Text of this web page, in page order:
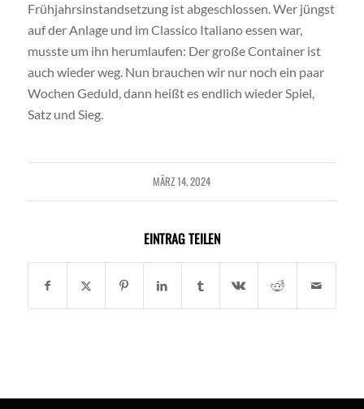
Frühjahrsinstandsetzung ist abgeschlossen. Wer jüngst
auf der Anlage und im Classico Italiano essen war,
musste um ihn herumlaufen: Der große Container ist
auch wieder weg. Nun brauchen wir nur noch ein paar
Wochen Geduld, dann heißt es endlich wieder Spiel,
Satz und Sieg.
MÄRZ 14, 2024
EINTRAG TEILEN